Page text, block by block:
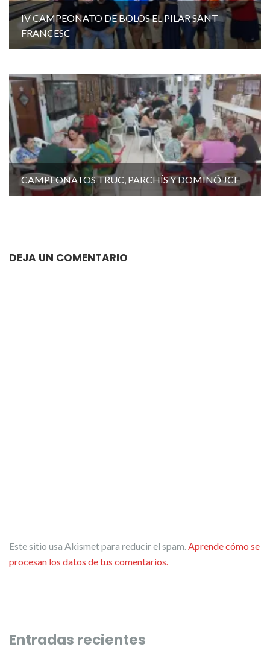
IV CAMPEONATO DE BOLOS EL PILAR SANT
FRANCESC
CAMPEONATOS TRUC, PARCHÍS Y DOMINÓ JCF
DEJA UN COMENTARIO
Este sitio usa Akismet para reducir el spam.Aprende cómo se
procesan los datos de tus comentarios.
Entradas recientes